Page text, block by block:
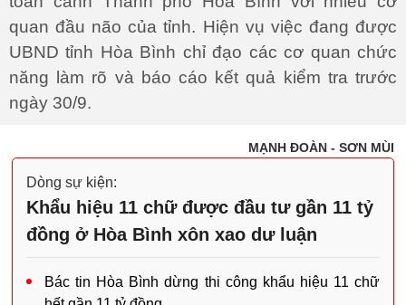
quan đầu não của tỉnh. Hiện vụ việc đang được
UBND tỉnh Hòa Bình chỉ đạo các cơ quan chức
năng làm rõ và báo cáo kết quả kiểm tra trước
ngày 30/9.
MẠNH ĐOÀN - SƠN MÙI
Dòng sự kiện:
Khẩu hiệu 11 chữ được đầu tư gần 11 tỷ
đồng ở Hòa Bình xôn xao dư luận
Bác tin Hòa Bình dừng thi công khẩu hiệu 11 chữ